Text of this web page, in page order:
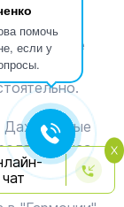
помочь
если упосле
Даже самые
баланса
чат